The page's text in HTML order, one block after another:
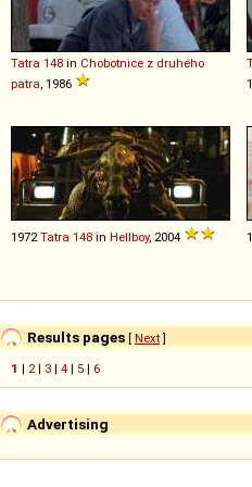
Tatra 148 in Chobotnice z druhého
patra , 1986
1972 Tatra 148 in Hellboy, 2004
Results pages [ Next]
1 | 2 | 3 | 4 | 5 | 6
Advertising